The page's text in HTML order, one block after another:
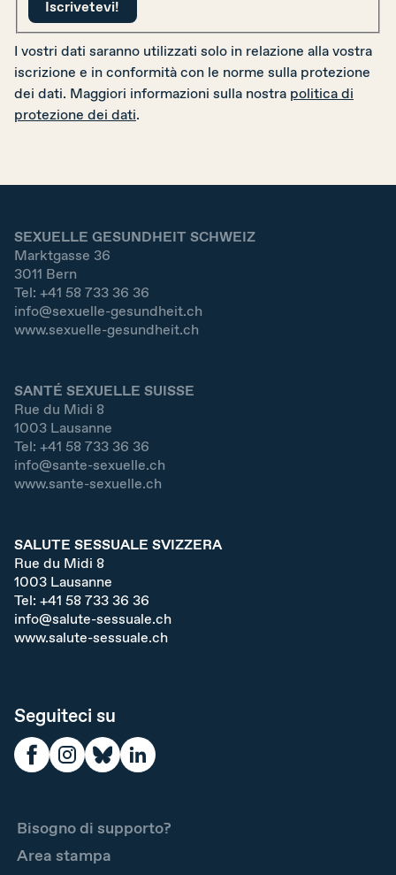
I vostri dati saranno utilizzati solo in relazione alla vostra
iscrizione e in conformità con le norme sulla protezione
dei dati. Maggiori informazioni sulla nostra politica di
protezione dei dati.
SEXUELLE GESUNDHEIT SCHWEIZ
Marktgasse 36
3011 Bern
Tel: +41 58 733 36 36
info@sexuelle-gesundheit.ch
www.sexuelle-gesundheit.ch
SANTÉ SEXUELLE SUISSE
Rue du Midi 8
1003 Lausanne
Tel: +41 58 733 36 36
info@sante-sexuelle.ch
www.sante-sexuelle.ch
SALUTE SESSUALE SVIZZERA
Rue du Midi 8
1003 Lausanne
Tel: +41 58 733 36 36
info@salute-sessuale.ch
www.salute-sessuale.ch
Seguiteci su
Bisogno di supporto?
Area stampa